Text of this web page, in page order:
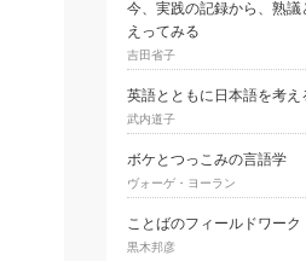
今、実践の記録から、熟
えってみる
吉田省子
英語とともに日本語を考え
武内道子
ボケとつっこみの言語学
ヴォーゲ・ヨーラン
ことばのフィールドワー
黒木邦彦